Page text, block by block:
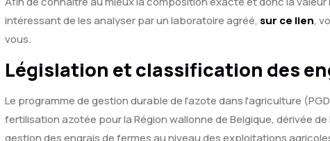
intéressant de les analyser par un laboratoire agréé, sur ce lien,
vous.
Législation et classification des
Le programme de gestion durable de l'azote dans l'agriculture
fertilisation azotée pour la Région wallonne de Belgique, dérivée
gestion des engrais de fermes au niveau des exploitations